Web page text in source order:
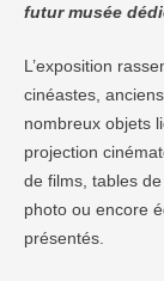
futur musée
L’exposition
cinéastes,
nombreux objets
projection
de films, tables
photo ou encore
présentés.